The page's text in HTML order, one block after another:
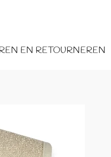
EN RETOURNEREN